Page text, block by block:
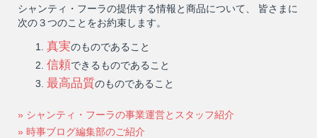
シャンティ・フーラの提供する情報と商品について、 皆さまに
次の３つのことをお約束します。
真実のものであること
信頼できるものであること
最高品質のものであること
» シャンティ・フーラの事業運営とスタッフ紹介
» 時事ブログ編集部のご紹介